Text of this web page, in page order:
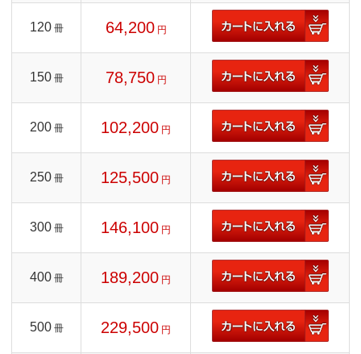
120 冊 64,200 円
150 冊 78,750 円
200 冊 102,200 円
250 冊 125,500 円
300 冊 146,100 円
400 冊 189,200 円
500 冊 229,500 円